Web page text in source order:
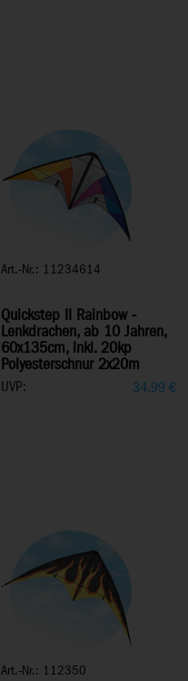
Art.-Nr.: 11234614
Quickstep II Rainbow -
Lenkdrachen, ab 10 Jahren,
60x135cm, inkl. 20kp
Polyesterschnur 2x20m
UVP: 34,99 €
Art.-Nr.: 112350